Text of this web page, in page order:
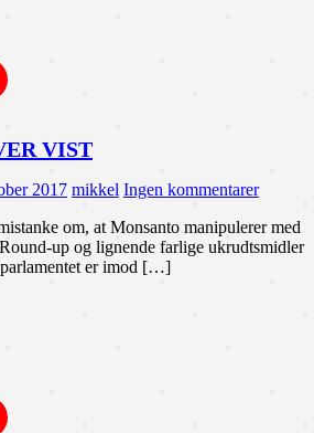
VIST
2017 mikkel Ingen kommentarer
om, at Monsanto manipulerer med
up og lignende farlige ukrudtsmidler
er imod […]